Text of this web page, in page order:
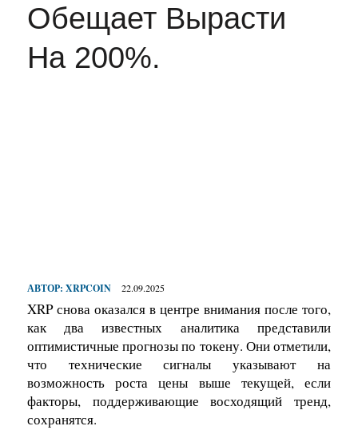
Обещает Вырасти
На 200%.
АВТОР: XRPCOIN 22.09.2025
XRP снова оказался в центре внимания после того,
как два известных аналитика представили
оптимистичные прогнозы по токену. Они отметили,
что технические сигналы указывают на
возможность роста цены выше текущей, если
факторы, поддерживающие восходящий тренд,
сохранятся.